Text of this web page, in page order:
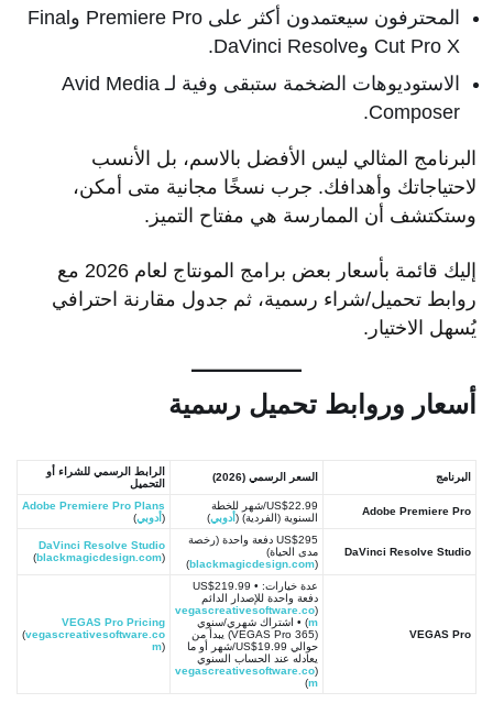
المحترفون سيعتمدون أكثر على Premiere Pro وFinal
Cut Pro X وDaVinci Resolve.
الاستوديوهات الضخمة ستبقى وفية لـ Avid Media
Composer.
البرنامج المثالي ليس الأفضل بالاسم، بل الأنسب
لاحتياجاتك وأهدافك. جرب نسخًا مجانية متى أمكن،
وستكتشف أن الممارسة هي مفتاح التميز.
إليك قائمة بأسعار بعض برامج المونتاج لعام 2026 مع
روابط تحميل/شراء رسمية، ثم جدول مقارنة احترافي
يُسهل الاختيار.
أسعار وروابط تحميل رسمية
البرنامج السعر الرسمي (2026)
الرابط الرسمي للشراء أو
التحميل
Adobe Premiere Pro
US$22.99/شهر للخطة
السنوية (الفردية) (أدوبي)
Adobe Premiere Pro Plans
(أدوبي)
DaVinci Resolve Studio
US$295 دفعة واحدة (رخصة
مدى الحياة)
(
blackmagicdesign.com
)
DaVinci Resolve Studio
(blackmagicdesign.com)
VEGAS Pro
عدة خيارات: • US$219.99
دفعة واحدة للإصدار الدائم
(
vegascreativesoftware.co
m) • اشتراك شهري/سنوي
(VEGAS Pro 365) يبدأ من
حوالي US$19.99/شهر أو ما
يعادله عند الحساب السنوي
(
vegascreativesoftware.co
m
)
VEGAS Pro Pricing
(vegascreativesoftware.co
m)